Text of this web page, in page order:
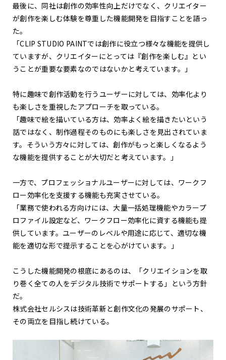
最後に、同社は創作の効率性向上だけでなく、クリエイター
が創作を楽しむ体験を尊重した機能開発を目指すことを語っ
た。
「CLIP STUDIO PAINTでは創作に役立つ様々な機能を提供し
ていますが、クリエイターにとっては『創作を楽しむ』とい
うことが重要な要素なのではないかと考えています。」
特に趣味で創作活動を行うユーザーに対しては、効率化より
も楽しさを重視したアプローチを取っている。
「趣味で絵を描いている方は、効率よく絵を描きたいという
話ではなく、制作過程そのものにも楽しさを見出されていま
す。そういう方々に対しては、創作がもっと楽しくなるよう
な機能を提供することが大切だと考えています。」
一方で、プロフェッショナルユーザーに対しては、ワークフ
ロー効率化を支援する機能も充実させている。
「業務で使われる方向けには、大量一括処理機能やカラープ
ロファイル設定など、ワークフロー効率化に資する機能も提
供しています。ユーザーのレベルや用途に応じて、適切な機
能を適切な形で提示することを心がけています。」
こうした機能開発の根底にあるのは、「クリエイションを取
り巻く全ての人をデジタル技術でサポートする」という方針
だ。
株式会社セルシスは技術革新と創作文化の発展のサポート、
その両立を目指し続けている。